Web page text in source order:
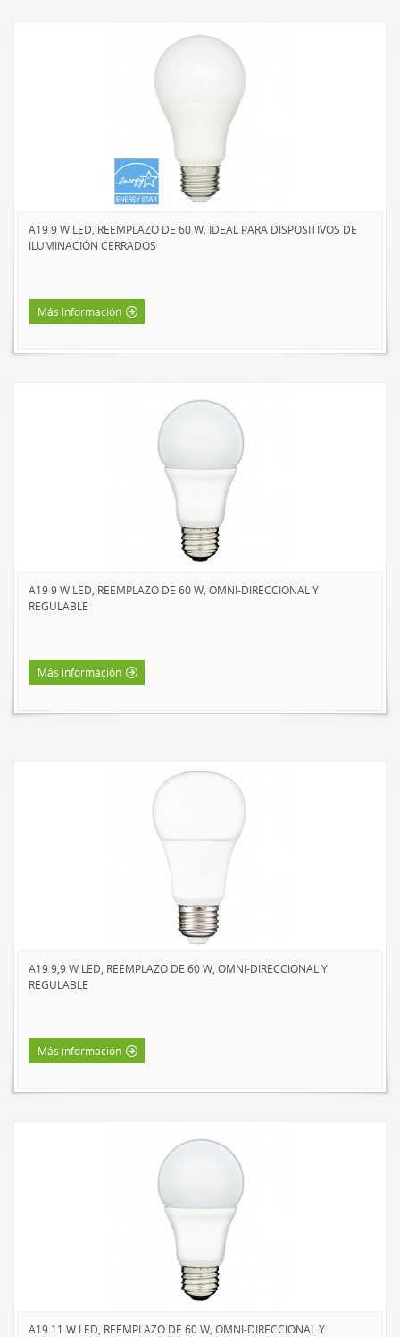
A19 9 W LED, REEMPLAZO DE 60 W, IDEAL PARA DISPOSITIVOS DE
ILUMINACIÓN CERRADOS
Más información
A19 9 W LED, REEMPLAZO DE 60 W, OMNI-DIRECCIONAL Y
REGULABLE
Más información
A19 9,9 W LED, REEMPLAZO DE 60 W, OMNI-DIRECCIONAL Y
REGULABLE
Más información
A19 11 W LED, REEMPLAZO DE 60 W, OMNI-DIRECCIONAL Y